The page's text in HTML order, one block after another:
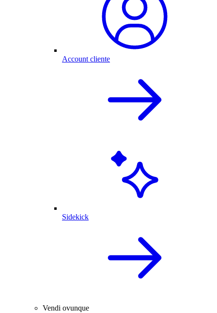
Account cliente
Sidekick
Vendi ovunque